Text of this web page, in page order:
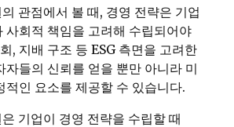
관점에서 볼 때, 경영 전략은 기업
사회적 책임을 고려해 수립되어야
, 지배 구조 등 ESG 측면을 고려한
자들의 신뢰를 얻을 뿐만 아니라 미
적인 요소를 제공할 수 있습니다.
기업이 경영 전략을 수립할 때